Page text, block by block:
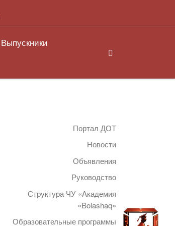
Выпускники
Портал ДОТ
Новости
Объявления
Руководство
Структура ЧУ «Академия
«Bolashaq»
Образовательные программы